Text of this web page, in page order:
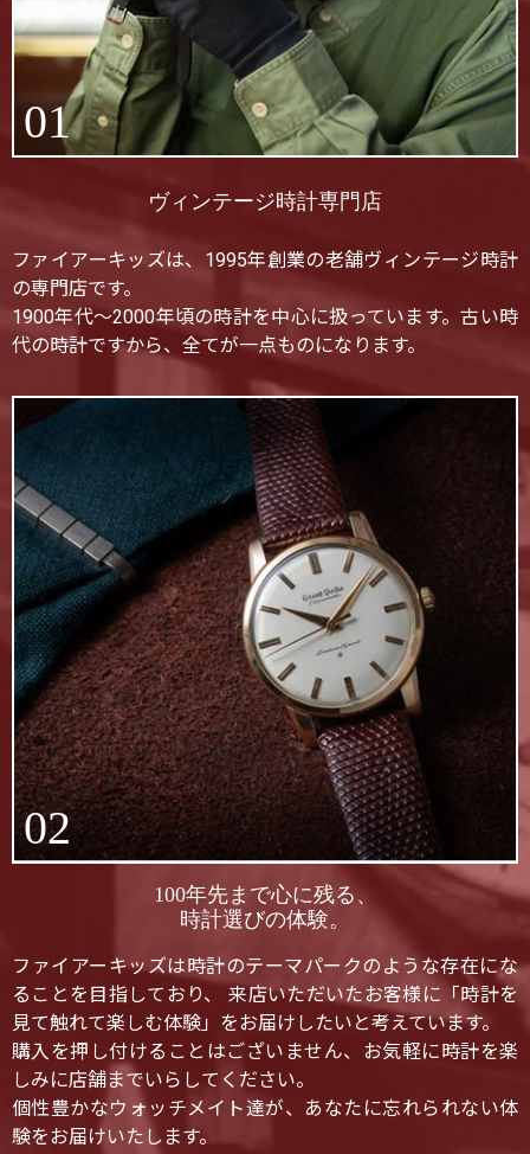
01
ヴィンテージ時計専門店
ファイアーキッズは、1995年創業の老舗ヴィンテージ時計
の専門店です。
1900年代〜2000年頃の時計を中心に扱っています。古い時
代の時計ですから、全てが一点ものになります。
02
100年先まで心に残る、
時計選びの体験。
ファイアーキッズは時計のテーマパークのような存在にな
ることを目指しており、 来店いただいたお客様に「時計を
見て触れて楽しむ体験」をお届けしたいと考えています。
購入を押し付けることはございません、お気軽に時計を楽
しみに店舗までいらしてください。
個性豊かなウォッチメイト達が、あなたに忘れられない体
験をお届けいたします。